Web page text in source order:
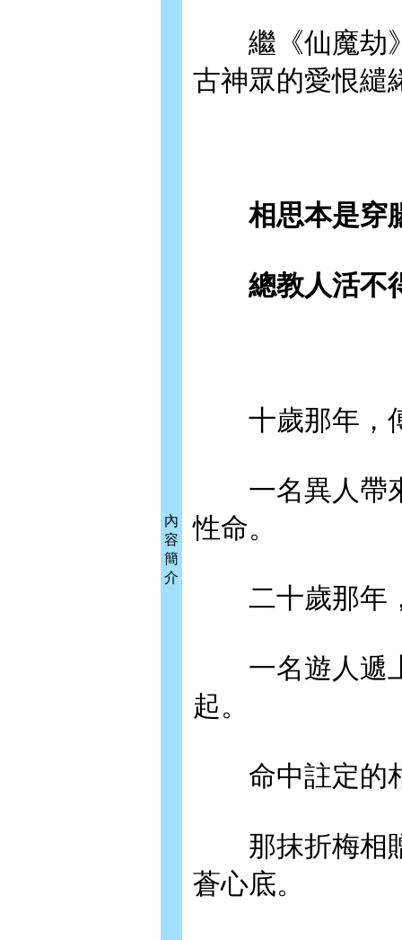
內
容
簡
介
繼《仙魔劫》
古神眾的愛恨繾
相思本是穿
總教人活不
十歲那年，
一名異人帶來
性命。
二十歲那年
一名遊人遞上
起。
命中註定的相
那抹折梅相贈
蒼心底。